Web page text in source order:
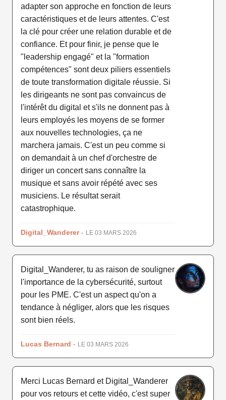
adapter son approche en fonction de leurs
caractéristiques et de leurs attentes. C'est
la clé pour créer une relation durable et de
confiance. Et pour finir, je pense que le
"leadership engagé" et la "formation
compétences" sont deux piliers essentiels
de toute transformation digitale réussie. Si
les dirigeants ne sont pas convaincus de
l'intérêt du digital et s'ils ne donnent pas à
leurs employés les moyens de se former
aux nouvelles technologies, ça ne
marchera jamais. C'est un peu comme si
on demandait à un chef d'orchestre de
diriger un concert sans connaître la
musique et sans avoir répété avec ses
musiciens. Le résultat serait
catastrophique.
Digital_Wanderer- LE 03 MARS 2026
Digital_Wanderer, tu as raison de souligner
l'importance de la cybersécurité, surtout
pour les PME. C'est un aspect qu'on a
tendance à négliger, alors que les risques
sont bien réels.
Lucas Bernard - LE 03 MARS 2026
Merci Lucas Bernard et Digital_Wanderer
pour vos retours et cette vidéo, c'est super